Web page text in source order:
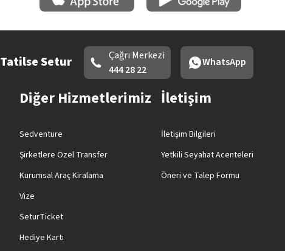
Tatilse Setur
Çağrı Merkezi
444 28 22
WhatsApp
Diğer Hizmetlerimiz
Sedventure
Şirketlere Özel Transfer
Kurumsal Araç Kiralama
Vize
SeturTicket
Hediye Kartı
İletişim
İletişim Bilgileri
Yetkili Seyahat Acenteleri
Öneri ve Talep Formu